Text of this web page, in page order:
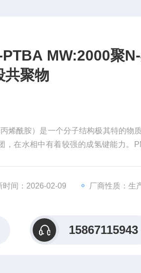
MW:2000聚
共聚物
烯酰胺）是一个分子结构极其特的物
，在水相中有着较强的成氢键能力。
时间：2026-02-09 厂商性质：生
15867115943